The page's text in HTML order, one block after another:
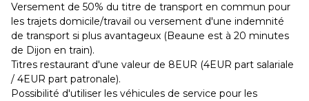
Versement de 50% du titre de transport en commun pour
les trajets domicile/travail ou versement d'une indemnité
de transport si plus avantageux (Beaune est à 20 minutes
de Dijon en train).
Titres restaurant d'une valeur de 8EUR (4EUR part salariale
/ 4EUR part patronale).
Possibilité d'utiliser les véhicules de service pour les